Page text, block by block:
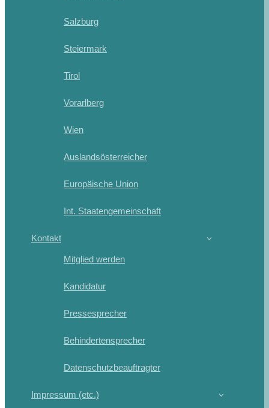
Salzburg
Steiermark
Tirol
Vorarlberg
Wien
Auslandsösterreicher
Europäische Union
Int. Staatengemeinschaft
Kontakt
Mitglied werden
Kandidatur
Pressesprecher
Behindertensprecher
Datenschutzbeauftragter
Impressum (etc.)